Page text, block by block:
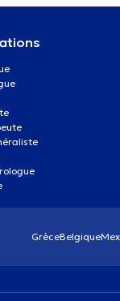
GrèceBelgique